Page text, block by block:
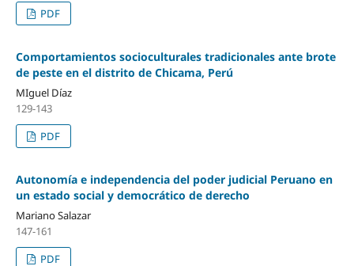
PDF
Comportamientos socioculturales tradicionales ante brote
de peste en el distrito de Chicama, Perú
MIguel Díaz
129-143
PDF
Autonomía e independencia del poder judicial Peruano en
un estado social y democrático de derecho
Mariano Salazar
147-161
PDF